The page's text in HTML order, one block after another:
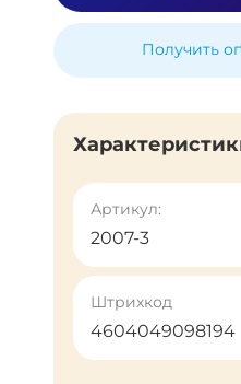
Получить
Артикул:
2007-3
Штрихкод
4604049098194